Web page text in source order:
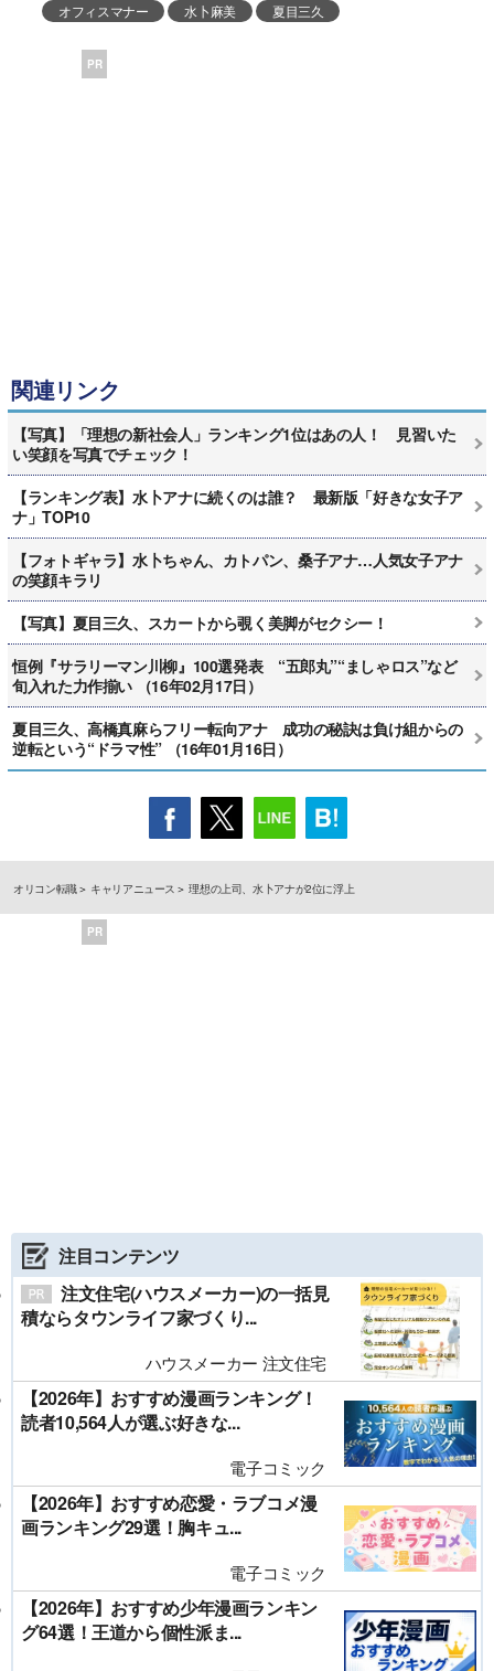
オフィスマナー 水卜麻美 夏目三久
PR
関連リンク
【写真】「理想の新社会人」ランキング1位はあの人！ 見習いた
い笑顔を写真でチェック！
【ランキング表】水卜アナに続くのは誰？ 最新版「好きな女子ア
ナ」TOP10
【フォトギャラ】水卜ちゃん、カトパン、桑子アナ…人気女子アナ
の笑顔キラリ
【写真】夏目三久、スカートから覗く美脚がセクシー！
恒例『サラリーマン川柳』100選発表 “五郎丸”“ましゃロス”など
旬入れた力作揃い （16年02月17日）
夏目三久、高橋真麻らフリー転向アナ 成功の秘訣は負け組からの
逆転という“ドラマ性” （16年01月16日）
オリコン転職 キャリアニュース 理想の上司、水卜アナが2位に浮上
PR
注目コンテンツ
注文住宅(ハウスメーカー)の一括見
積ならタウンライフ家づくり...
ハウスメーカー 注文住宅
【2026年】おすすめ漫画ランキング！
読者10,564人が選ぶ好きな...
電子コミック
【2026年】おすすめ恋愛・ラブコメ漫
画ランキング29選！胸キュ...
電子コミック
【2026年】おすすめ少年漫画ランキン
グ64選！王道から個性派ま...